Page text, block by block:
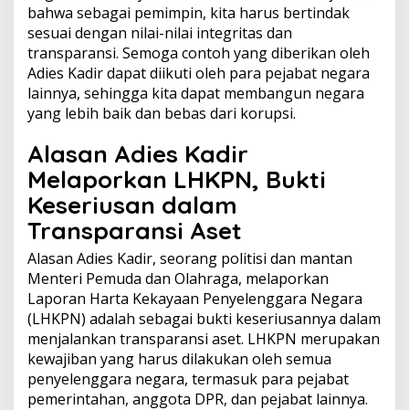
bahwa sebagai pemimpin, kita harus bertindak
sesuai dengan nilai-nilai integritas dan
transparansi. Semoga contoh yang diberikan oleh
Adies Kadir dapat diikuti oleh para pejabat negara
lainnya, sehingga kita dapat membangun negara
yang lebih baik dan bebas dari korupsi.
Alasan Adies Kadir
Melaporkan LHKPN, Bukti
Keseriusan dalam
Transparansi Aset
Alasan Adies Kadir, seorang politisi dan mantan
Menteri Pemuda dan Olahraga, melaporkan
Laporan Harta Kekayaan Penyelenggara Negara
(LHKPN) adalah sebagai bukti keseriusannya dalam
menjalankan transparansi aset. LHKPN merupakan
kewajiban yang harus dilakukan oleh semua
penyelenggara negara, termasuk para pejabat
pemerintahan, anggota DPR, dan pejabat lainnya.